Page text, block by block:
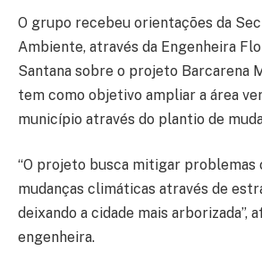
O grupo recebeu orientações da
Ambiente, através da Engenheira
Santana sobre o projeto Barcarena
tem como objetivo ampliar a área
município através do plantio de
“O projeto busca mitigar problemas
mudanças climáticas através de
deixando a cidade mais arborizada”,
engenheira.